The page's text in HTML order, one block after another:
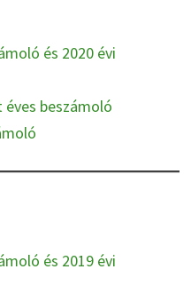
és 2020 évi
éves beszámoló
és 2019 évi